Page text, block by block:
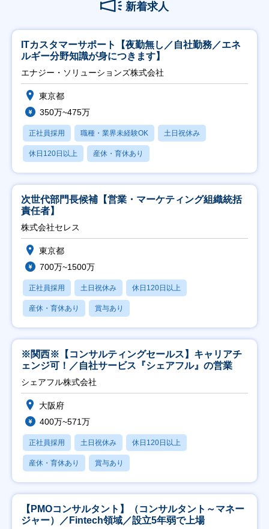
新着求人
ITカスタマーサポート【夜勤無し／自社勤務／エネ
ルギー分野知識が身につきます】
エナジー・ソリューションズ株式会社
東京都
350万~475万
正社員採用 職種・業界未経験OK 土日祝休み
休日120日以上 産休・育休あり
次世代部門長候補【営業・マーケティング組織統括
責任者】
株式会社セレス
東京都
700万~1500万
正社員採用 土日祝休み 休日120日以上
産休・育休あり 賞与あり
※関西※【コンサルティングセールス】キャリアチ
ェンジ可！／自社サービス『シェアフル』の営業
シェアフル株式会社
大阪府
400万~571万
正社員採用 土日祝休み 休日120日以上
産休・育休あり 賞与あり
【PMOコンサルタント】（コンサルタント～マネー
ジャー）／Fintech領域／設立5年弱で上場